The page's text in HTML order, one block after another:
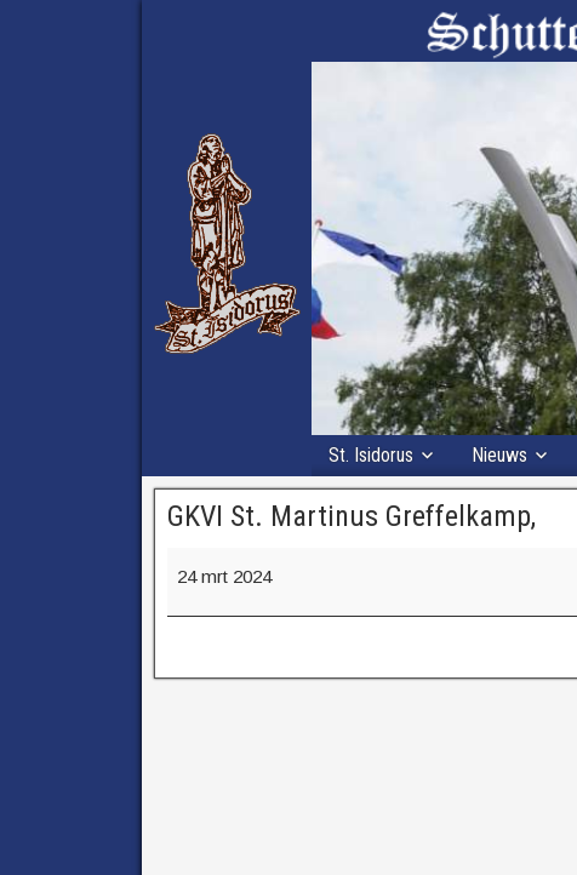
St. Isidorus Nieuws
GKVI St. Martinus Greffelkamp,
24 mrt 2024